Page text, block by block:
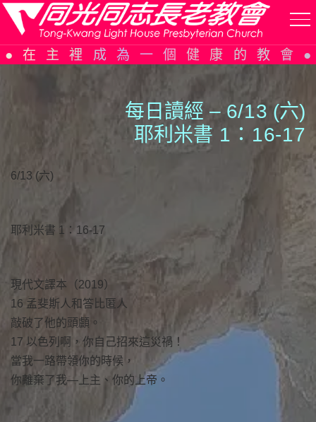
Skip
to
在主裡成為一個健康的教會
每日讀經 – 6/13 (六)
耶利米書 1 ： 16-17
6/13 (六)
耶利米書 1：16-17
現代文譯本（2019）
16 孟斐斯人和答比匿人
敲破了他的頭顱。
17 以色列啊，你自己招來這災禍！
當我一路帶領你的時候，
你離棄了我—上主、你的上帝。